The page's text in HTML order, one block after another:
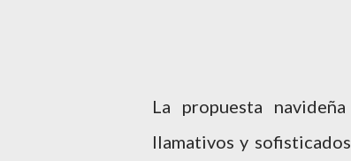
La propuesta
llamativos y